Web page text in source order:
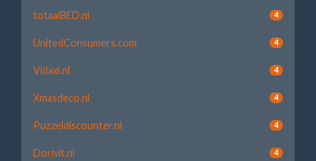
totaalBED.nl 4
UnitedConsumers.com 4
Vidaxl.nl 4
Xmasdeco.nl 4
Puzzeldiscounter.nl 4
Dorivit.nl 4